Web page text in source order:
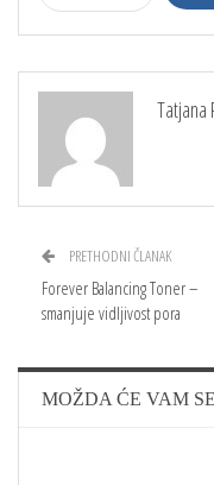
Tatjana
PRETHODNI ČLANAK
Forever Balancing Toner –
smanjuje vidljivost pora
MOŽDA ĆE VAM